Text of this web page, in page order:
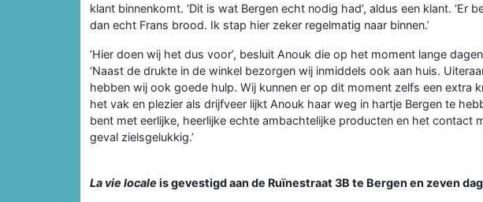
klant binnenkomt. ‘Dit is wat Bergen echt nodig had’, aldus een klant. ‘Er
dan echt Frans brood. Ik stap hier zeker regelmatig naar binnen.’
‘Hier doen wij het dus voor’, besluit Anouk die op het moment lange
‘Naast de drukte in de winkel bezorgen wij inmiddels ook aan huis.
hebben wij ook goede hulp. Wij kunnen er op dit moment zelfs een extra
het vak en plezier als drijfveer lijkt Anouk haar weg in hartje Bergen te
bent met eerlijke, heerlijke echte ambachtelijke producten en het contact
geval zielsgelukkig.’
La vie locale is gevestigd aan de Ruïnestraat 3B te Bergen en zeven